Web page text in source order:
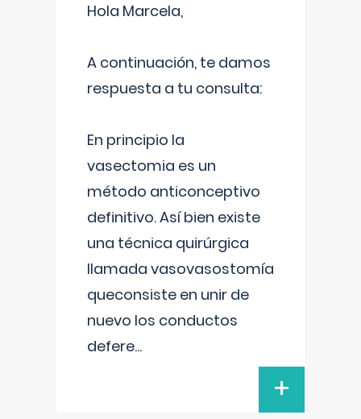
Hola Marcela,
A continuación, te damos
respuesta a tu consulta:
En principio la
vasectomia es un
método anticonceptivo
definitivo. Así bien existe
una técnica quirúrgica
llamada vasovasostomía
queconsiste en unir de
nuevo los conductos
defere...
+